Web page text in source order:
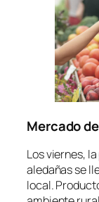
Mercado
Los viernes,
aledañas se
local.